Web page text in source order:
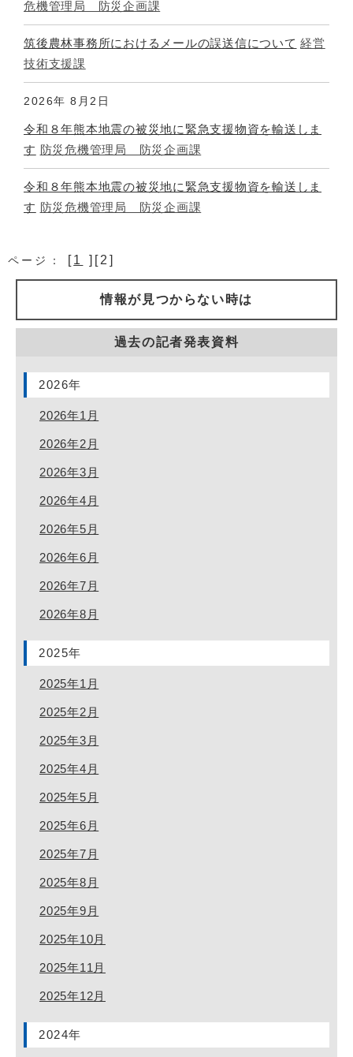
危機管理局 防災企画課
筑後農林事務所におけるメールの誤送信について 経営
技術支援課
2026年 8月2日
令和８年熊本地震の被災地に緊急支援物資を輸送しま
す 防災危機管理局 防災企画課
令和８年熊本地震の被災地に緊急支援物資を輸送しま
す 防災危機管理局 防災企画課
ページ： [1 ][2]
情報が見つからない時は
過去の記者発表資料
2026年
2026年1月
2026年2月
2026年3月
2026年4月
2026年5月
2026年6月
2026年7月
2026年8月
2025年
2025年1月
2025年2月
2025年3月
2025年4月
2025年5月
2025年6月
2025年7月
2025年8月
2025年9月
2025年10月
2025年11月
2025年12月
2024年